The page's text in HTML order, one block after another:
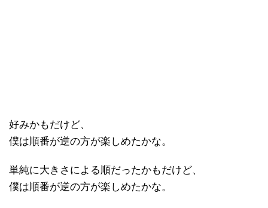
好みかもだけど、
僕は順番が逆の方が楽しめたかな。
単純に大きさによる順だったかもだけど、
僕は順番が逆の方が楽しめたかな。